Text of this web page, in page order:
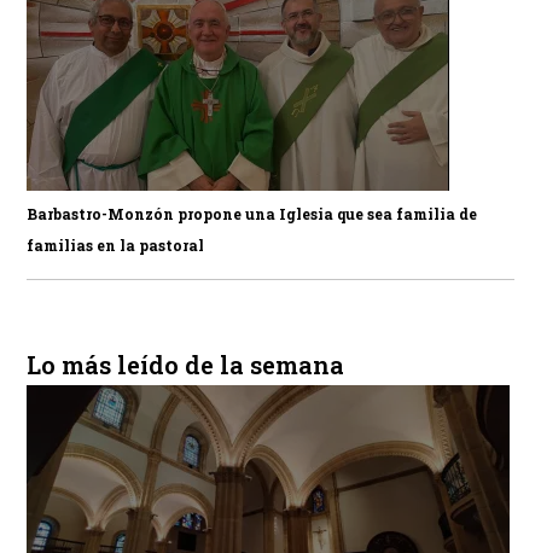
Barbastro-Monzón propone una Iglesia que sea familia de
familias en la pastoral
Lo más leído de la semana